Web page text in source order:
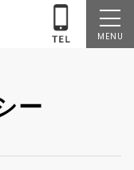
MENU
ー